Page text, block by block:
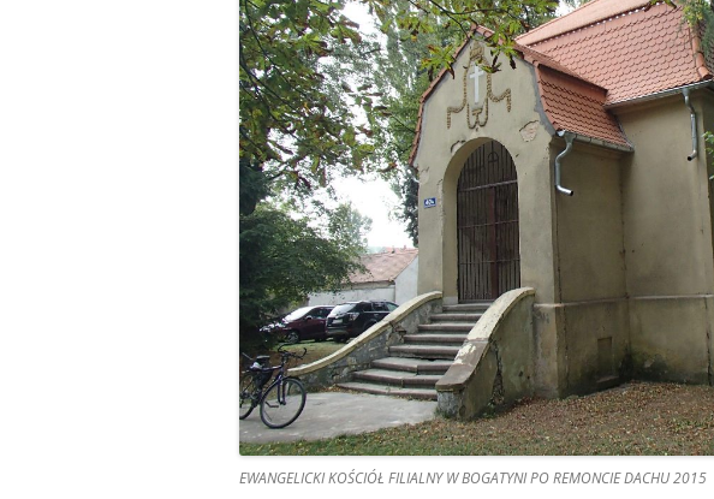
EWANGELICKI KOŚCIÓŁ FILIALNY W BOGATYNI PO REMONCIE DACHU 2015